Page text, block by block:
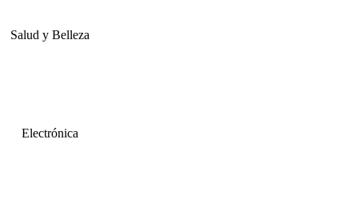
Salud y Belleza
Electrónica